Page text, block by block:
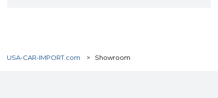
USA-CAR-IMPORT.com > Showroom